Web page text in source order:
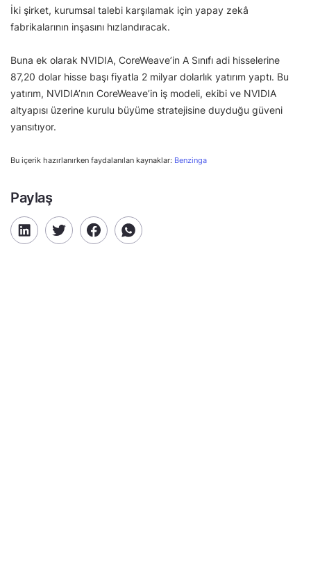
İki şirket, kurumsal talebi karşılamak için yapay zekâ
fabrikalarının inşasını hızlandıracak.
Buna ek olarak NVIDIA, CoreWeave’in A Sınıfı adi hisselerine
87,20 dolar hisse başı fiyatla 2 milyar dolarlık yatırım yaptı. Bu
yatırım, NVIDIA’nın CoreWeave’in iş modeli, ekibi ve NVIDIA
altyapısı üzerine kurulu büyüme stratejisine duyduğu güveni
yansıtıyor.
Bu içerik hazırlanırken faydalanılan kaynaklar: Benzinga
Paylaş